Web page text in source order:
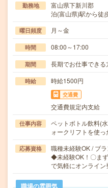
勤務地
富山県下新川郡
泊(富山県)駅から徒
曜日頻度 月～金
時間 08:00～17:00
期間 長期でお仕事できる
時給 時給1500円
交通費
交通費規定内支給
仕事内容
ペットボトル飲料(
ォークリフトを使
応募資格
職種未経験OK / ブ
◆未経験OK！〇ま
で気軽にオンライ
職場の雰囲気